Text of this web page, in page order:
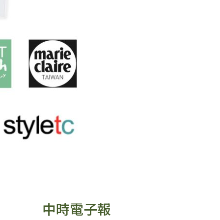
中時電子報